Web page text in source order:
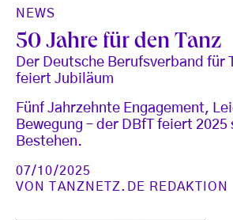
NEWS
50 Jahre für den Tanz
Der Deutsche Berufsverband für
feiert Jubiläum
Fünf Jahrzehnte Engagement,
Bewegung – der DBfT feiert
Bestehen.
07/10/2025
VON
TANZNETZ.DE REDAKTION